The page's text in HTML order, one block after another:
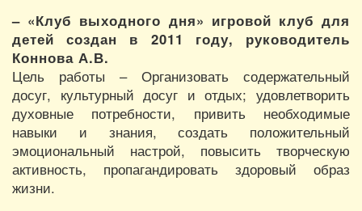
– «Клуб выходного дня» игровой клуб для
детей создан в 2011 году, руководитель
Коннова А.В.
Цель работы – Организовать содержательный
досуг, культурный досуг и отдых; удовлетворить
духовные потребности, привить необходимые
навыки и знания, создать положительный
эмоциональный настрой, повысить творческую
активность, пропагандировать здоровый образ
жизни.